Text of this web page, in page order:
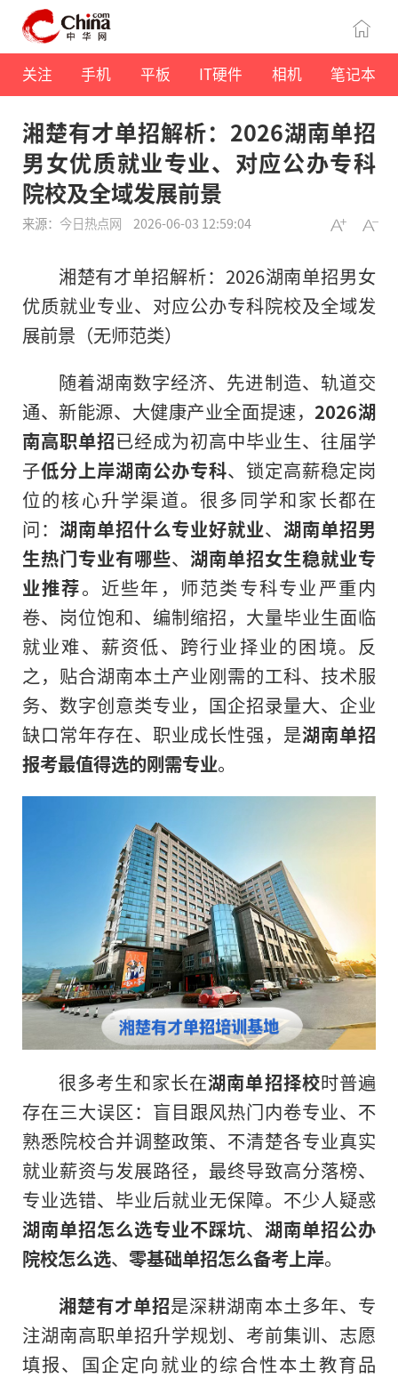
关注 手机 平板 IT硬件 相机 笔记本
湘楚有才单招解析：2026湖南单招
男女优质就业专业、对应公办专科
院校及全域发展前景
来源： 今日热点网 2026-06-03 12:59:04
湘楚有才单招解析：2026湖南单招男女
优质就业专业、对应公办专科院校及全域发
展前景（无师范类）
随着湖南数字经济、先进制造、轨道交
通、新能源、大健康产业全面提速，2026湖
南高职单招已经成为初高中毕业生、往届学
子低分上岸湖南公办专科、锁定高薪稳定岗
位的核心升学渠道。很多同学和家长都在
问： 湖南单招什么专业好就业、 湖南单招男
生热门专业有哪些、 湖南单招女生稳就业专
业推荐。近些年，师范类专科专业严重内
卷、岗位饱和、编制缩招，大量毕业生面临
就业难、薪资低、跨行业择业的困境。反
之，贴合湖南本土产业刚需的工科、技术服
务、数字创意类专业，国企招录量大、企业
缺口常年存在、职业成长性强，是湖南单招
报考最值得选的刚需专业。
很多考生和家长在湖南单招择校时普遍
存在三大误区：盲目跟风热门内卷专业、不
熟悉院校合并调整政策、不清楚各专业真实
就业薪资与发展路径，最终导致高分落榜、
专业选错、毕业后就业无保障。不少人疑惑
湖南单招怎么选专业不踩坑、 湖南单招公办
院校怎么选、 零基础单招怎么备考上岸。
湘楚有才单招是深耕湖南本土多年、专
注湖南高职单招升学规划、考前集训、志愿
填报、国企定向就业的综合性本土教育品